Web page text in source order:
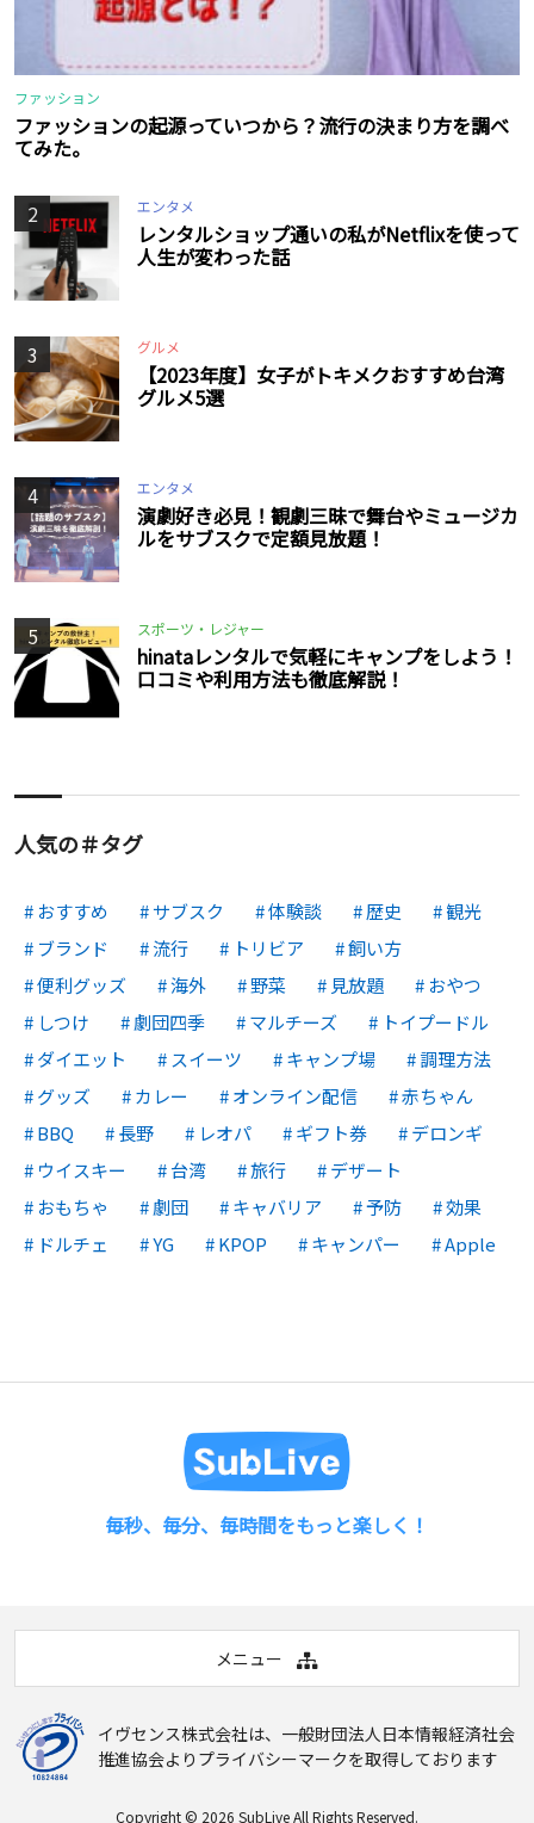
ファッション
ファッションの起源っていつから？流行の決まり方を調べ
てみた。
2 エンタメ
レンタルショップ通いの私がNetflixを使って
人生が変わった話
3 グルメ
【2023年度】女子がトキメクおすすめ台湾
グルメ5選
4 エンタメ
演劇好き必見！観劇三昧で舞台やミュージカ
ルをサブスクで定額見放題！
5 スポーツ・レジャー
hinataレンタルで気軽にキャンプをしよう！
口コミや利用方法も徹底解説！
人気の＃タグ
おすすめ サブスク 体験談 歴史
観光
ブランド
流行 トリビア
飼い方
便利グッズ
海外 野菜 見放題
おやつ
しつけ
劇団四季 マルチーズ
トイプードル
ダイエット
スイーツ キャンプ場
調理方法
グッズ
カレー オンライン配信
赤ちゃん
BBQ
長野 レオパ ギフト券
デロンギ
ウイスキー
台湾 旅行
デザート
おもちゃ
劇団 キャバリア 予防
効果
ドルチェ
YG KPOP キャンパー Apple
毎秒、毎分、毎時間をもっと楽しく！
メニュー
イヴセンス株式会社は、 一般財団法人日本情報経済社会
推進協会よりプライバシーマークを取得しております
Copyright © 2026 SubLiveAll Rights Reserved.